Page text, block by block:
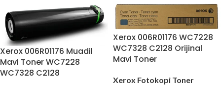
Xerox 006R01176 Muadil
Mavi Toner WC7228
WC7328 C2128
Xerox 006R01176 WC7228
WC7328 C2128 Orijinal
Mavi Toner
Xerox Fotokopi Toner